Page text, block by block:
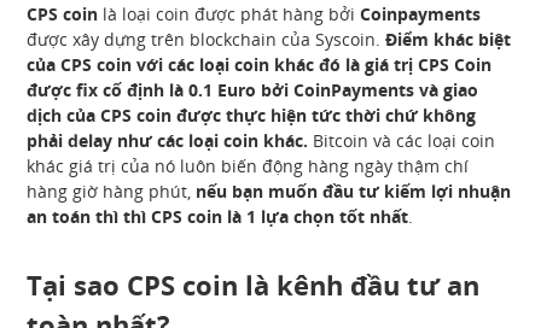
CPS coin là loại coin được phát hàng bởiCoinpayments
được xây dựng trên blockchain của Syscoin.Điểm khác biệt
của CPS coin với các loại coin khác đó là giá trị CPS Coin
được fix cố định là 0.1 Euro bởi CoinPayments và giao
dịch của CPS coin được thực hiện tức thời chứ không
phải delay như các loại coin khác. Bitcoin và các loại coin
khác giá trị của nó luôn biến động hàng ngày thậm chí
hàng giờ hàng phút, nếu bạn muốn đầu tư kiếm lợi nhuận
an toán thì thì CPS coin là 1 lựa chọn tốt nhất.
Tại sao CPS coin là kênh đầu tư an